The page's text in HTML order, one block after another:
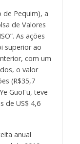
de Pequim), a
de Valores
As ações
superior ao
com um
o valor
(R$35,7
GuoFu, teve
de US$ 4,6
anual